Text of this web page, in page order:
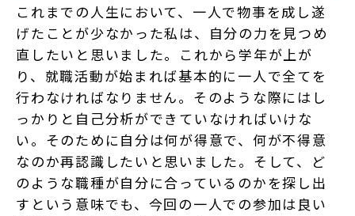
これまでの人生において、一人で物事を成し遂
げたことが少なかった私は、自分の力を見つめ
直したいと思いました。これから学年が上が
り、就職活動が始まれば基本的に一人で全てを
行わなければなりません。そのような際にはし
っかりと自己分析ができていなければいけな
い。そのために自分は何が得意で、何が不得意
なのか再認識したいと思いました。そして、ど
のような職種が自分に合っているのかを探し出
すという意味でも、今回の一人での参加は良い